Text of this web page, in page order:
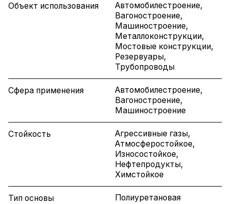
Объект использования
Автомобилестроение,
Вагоностроение,
Машиностроение,
Металлоконструкции,
Мостовые конструкции,
Резервуары,
Трубопроводы
Сфера применения
Автомобилестроение,
Вагоностроение,
Машиностроение
Стойкость
Агрессивные газы,
Атмосферостойкое,
Износостойкое,
Нефтепродукты,
Химстойкое
Тип основы Полиуретановая